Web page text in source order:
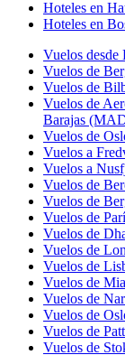
Hoteles en
Hoteles en
Vuelos desde
Vuelos de
Vuelos de
Vuelos de
Barajas
Vuelos de
Vuelos a
Vuelos a
Vuelos de
Vuelos de
Vuelos de
Vuelos de
Vuelos de
Vuelos de
Vuelos de
Vuelos de
Vuelos de
Vuelos de
Vuelos de